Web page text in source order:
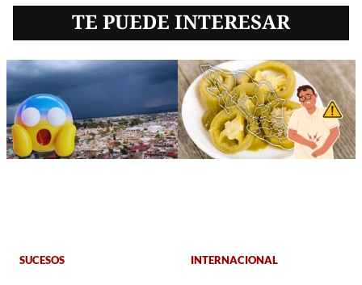
TE PUEDE INTERESAR
SUCESOS INTERNACIONAL